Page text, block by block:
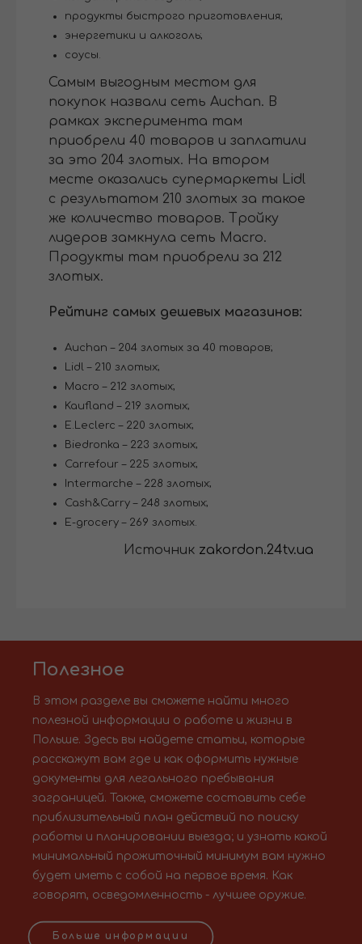
продукты быстрого приготовления;
энергетики и алкоголь;
соусы.
Самым выгодным местом для
покупок назвали сеть Auchan. В
рамках эксперимента там
приобрели 40 товаров и заплатили
за это 204 злотых. На втором
месте оказались супермаркеты Lidl
с результатом 210 злотых за такое
же количество товаров. Тройку
лидеров замкнула сеть Macro.
Продукты там приобрели за 212
злотых.
Рейтинг самых дешевых магазинов:
Auchan – 204 злотых за 40 товаров;
Lidl – 210 злотых;
Macro – 212 злотых;
Kaufland – 219 злотых;
E.Leclerc – 220 злотых;
Biedronka – 223 злотых;
Carrefour – 225 злотых;
Intermarche – 228 злотых;
Cash&Carry – 248 злотых;
E-grocery – 269 злотых.
Источник zakordon.24tv.ua
Полезное
В этом разделе вы сможете найти много
полезной информации о работе и жизни в
Польше. Здесь вы найдете статьи, которые
расскажут вам где и как оформить нужные
документы для легального пребывания
заграницей. Также, сможете составить себе
приблизительный план действий по поиску
работы и планировании выезда; и узнать какой
минимальный прожиточный минимум вам нужно
будет иметь с собой на первое время. Как
говорят, осведомленность - лучшее оружие.
Больше информации